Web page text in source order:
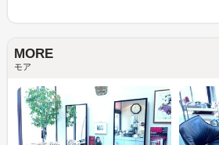
MORE
モア